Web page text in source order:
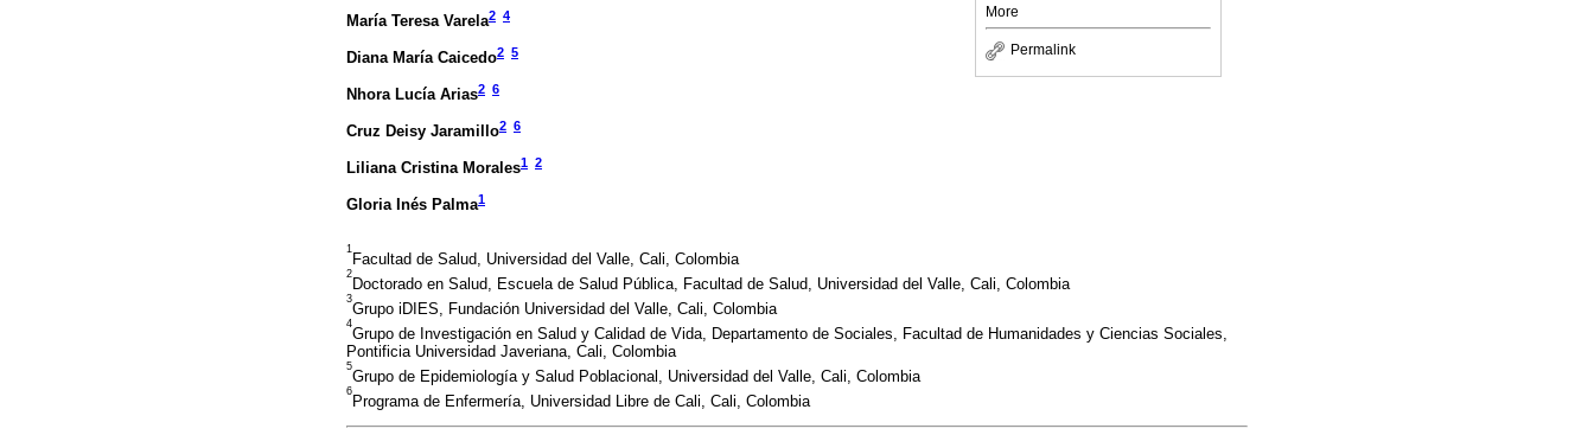
More
Permalink
María Teresa Varela2 4
Diana María Caicedo2 5
Nhora Lucía Arias2 6
Cruz Deisy Jaramillo2 6
Liliana Cristina Morales1 2
Gloria Inés Palma1
1
Facultad de Salud, Universidad del Valle, Cali, Colombia
2
Doctorado en Salud, Escuela de Salud Pública, Facultad de Salud, Universidad del Valle, Cali, Colombia
3
Grupo iDIES, Fundación Universidad del Valle, Cali, Colombia
4
Grupo de Investigación en Salud y Calidad de Vida, Departamento de Sociales, Facultad de Humanidades y Ciencias Sociales,
Pontificia Universidad Javeriana, Cali, Colombia
5
Grupo de Epidemiología y Salud Poblacional, Universidad del Valle, Cali, Colombia
6
Programa de Enfermería, Universidad Libre de Cali, Cali, Colombia